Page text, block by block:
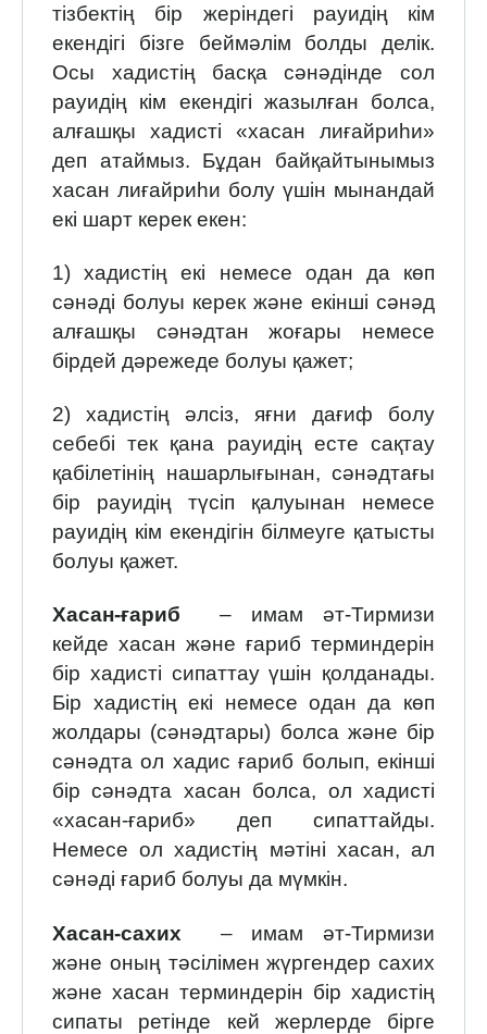
тізбектің бір жеріндегі рауидің кім
екендігі бізге беймәлім болды делік.
Осы хадистің басқа сәнәдінде сол
рауидің кім екендігі жазылған болса,
алғашқы хадисті «хасан лиғайриһи»
деп атаймыз. Бұдан байқайтынымыз
хасан лиғайриһи болу үшін мынандай
екі шарт керек екен:
1) хадистің екі немесе одан да көп
сәнәді болуы керек және екінші сәнәд
алғашқы сәнәдтан жоғары немесе
бірдей дәрежеде болуы қажет;
2) хадистің әлсіз, яғни дағиф болу
себебі тек қана рауидің есте сақтау
қабілетінің нашарлығынан, сәнәдтағы
бір рауидің түсіп қалуынан немесе
рауидің кім екендігін білмеуге қатысты
болуы қажет.
Хасан-ғариб – имам әт-Тирмизи
кейде хасан және ғариб терминдерін
бір хадисті сипаттау үшін қолданады.
Бір хадистің екі немесе одан да көп
жолдары (сәнәдтары) болса және бір
сәнәдта ол хадис ғариб болып, екінші
бір сәнәдта хасан болса, ол хадисті
«хасан-ғариб» деп сипаттайды.
Немесе ол хадистің мәтіні хасан, ал
сәнәді ғариб болуы да мүмкін.
Хасан-сахих – имам әт-Тирмизи
және оның тәсілімен жүргендер сахих
және хасан терминдерін бір хадистің
сипаты ретінде кей жерлерде бірге